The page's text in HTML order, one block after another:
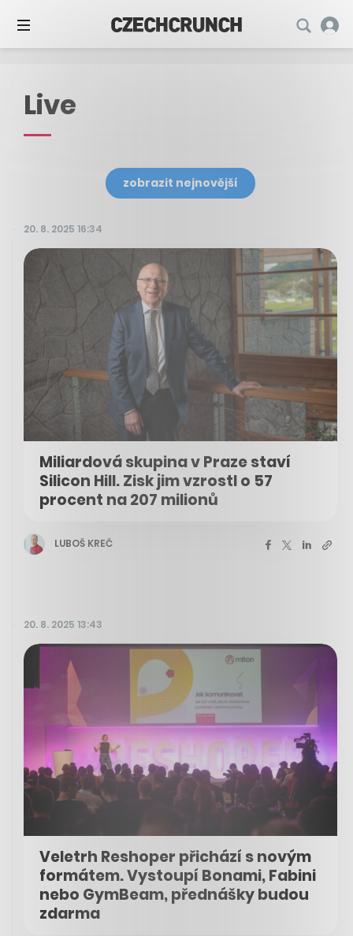
Live
zobrazit nejnovější
20. 8. 2025 16:34
Miliardová skupina v Praze staví
Silicon Hill. Zisk jim vzrostl o 57
procent na 207 milionů
LUBOŠ KREČ
20. 8. 2025 13:43
Veletrh Reshoper přichází s novým
formátem. Vystoupí Bonami, Fabini
nebo GymBeam, přednášky budou
zdarma